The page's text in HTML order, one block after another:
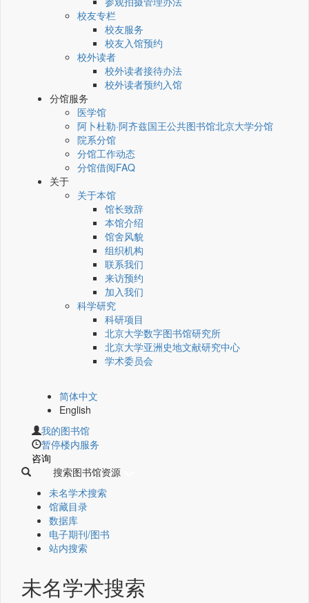
校友专栏
校友服务
校友入馆预约
校外读者
校外读者接待办法
校外读者预约入馆
分馆服务
医学馆
阿卜杜勒·阿齐兹国王公共图书馆北京大学分馆
院系分馆
分馆工作动态
分馆借阅FAQ
关于
关于本馆
馆长致辞
本馆介绍
馆舍风貌
组织机构
联系我们
来访预约
加入我们
科学研究
科研项目
北京大学数字图书馆研究所
北京大学亚洲史地文献研究中心
学术委员会
简体中文
English
我的图书馆
暂停楼内服务
咨询
搜索图书馆资源
未名学术搜索
馆藏目录
数据库
电子期刊/图书
站内搜索
未名学术搜索